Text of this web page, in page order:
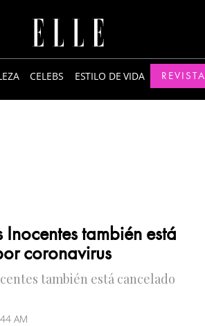
CELEBS ESTILO DE VIDA
Inocentes también está
coronavirus
también está cancelado
AM